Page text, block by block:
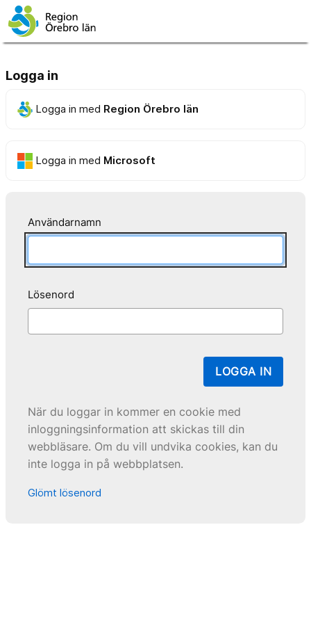
Logga in
Logga in med Region Örebro län
Logga in med Microsoft
Användarnamn
Lösenord
LOGGA IN
När du loggar in kommer en cookie med
inloggningsinformation att skickas till din
webbläsare. Om du vill undvika cookies, kan du
inte logga in på webbplatsen.
Glömt lösenord